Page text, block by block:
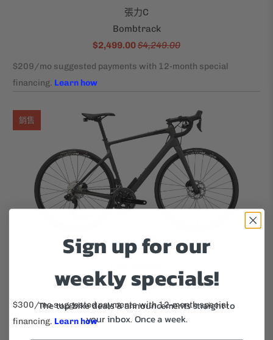
張力C
Bombtrack
$2,499.00$4,249.00
2023 突觸碳 2 LE
從 $3,599.00 $4,500.00
銷售
Sign up for our
weekly specials!
The top bike deals & announcements straight to
your inbox. Once a week.